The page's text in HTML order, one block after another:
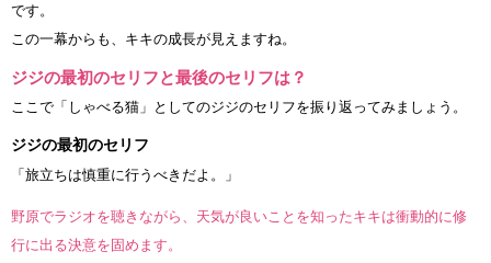
です。
この一幕からも、キキの成長が見えますね。
ジジの最初のセリフと最後のセリフは？
ここで「しゃべる猫」としてのジジのセリフを振り返ってみましょう。
ジジの最初のセリフ
「旅立ちは慎重に行うべきだよ。」
野原でラジオを聴きながら、天気が良いことを知ったキキは衝動的に修
行に出る決意を固めます。